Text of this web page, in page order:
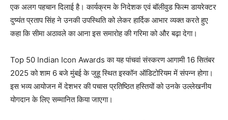
एक अलग पहचान दिलाई है। कार्यक्रम के निदेशक एवं बॉलीवुड फिल्म डायरेक्टर
दुष्यंत प्रताप सिंह ने उनकी उपस्थिति को लेकर हार्दिक आभार व्यक्त करते हुए
कहा कि सीमा अठावले का आना इस समारोह की गरिमा को और बढ़ा देगा।
Top 50 Indian Icon Awards का यह पांचवां संस्करण आगामी 16 सितंबर
2025 को शाम 6 बजे मुंबई के जुहू स्थित इस्कॉन ऑडिटोरियम में संपन्न होगा।
इस भव्य आयोजन में देशभर की पचास प्रतिष्ठित हस्तियों को उनके उल्लेखनीय
योगदान के लिए सम्मानित किया जाएगा।